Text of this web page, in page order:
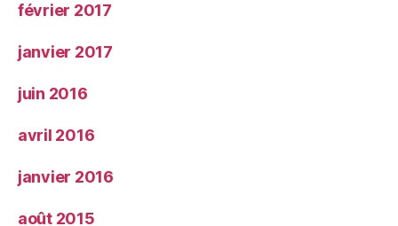
février 2017
janvier 2017
juin 2016
avril 2016
janvier 2016
août 2015